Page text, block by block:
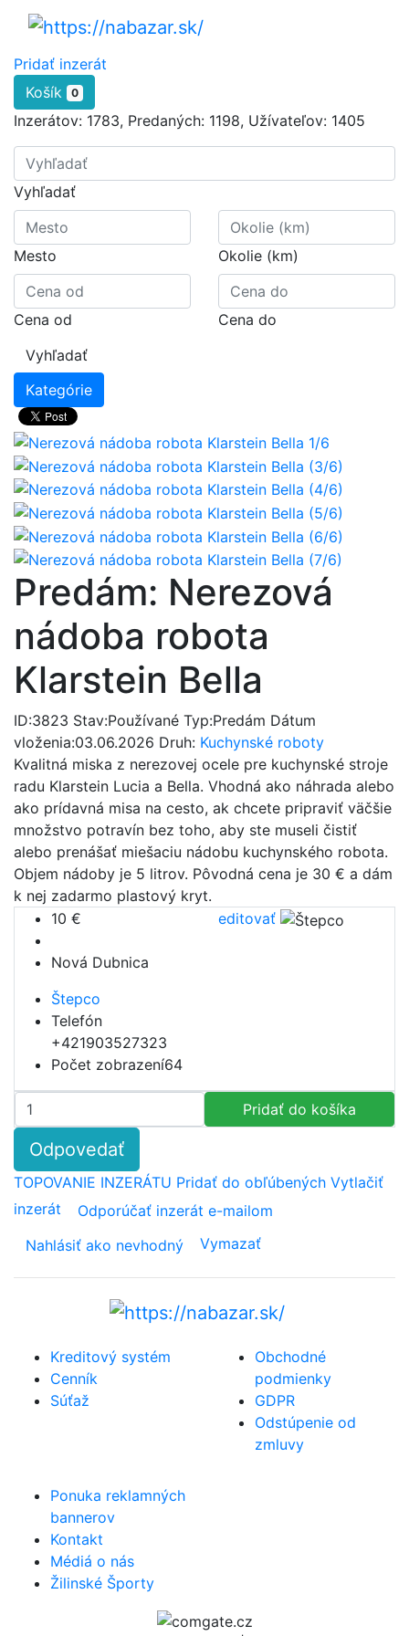
Pridať inzerát
Košík
0
Inzerátov: 1783, Predaných: 1198, Užívateľov: 1405
Vyhľadať
Mesto Okolie (km)
Cena od
Cena do
Vyhľadať
Kategórie
10 €
Nová Dubnica
Štepco
Telefón
+421903527323
Počet zobrazení64
editovať
Odpovedať
TOPOVANIE INZERÁTU Pridať do obľúbených Vytlačiť
inzerát
Odporúčať inzerát e-mailom
Nahlásiť ako nevhodný
Vymazať
Predám: Nerezová
nádoba robota
Klarstein Bella
ID:3823 Stav:Používané Typ:Predám Dátum
vloženia:03.06.2026 Druh: Kuchynské roboty
Kvalitná miska z nerezovej ocele pre kuchynské stroje
radu Klarstein Lucia a Bella. Vhodná ako náhrada alebo
ako prídavná misa na cesto, ak chcete pripraviť väčšie
množstvo potravín bez toho, aby ste museli čistiť
alebo prenášať miešaciu nádobu kuchynského robota.
Objem nádoby je 5 litrov. Pôvodná cena je 30 € a dám
k nej zadarmo plastový kryt.
Kreditový systém
Cenník
Súťaž
Obchodné
podmienky
GDPR
Odstúpenie od
zmluvy
Ponuka reklamných
bannerov
Kontakt
Médiá o nás
Žilinské Športy